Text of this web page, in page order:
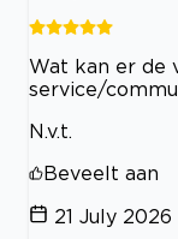
Wat kan er de
service/
N.v.t.
Beveelt aan
21 July 2026